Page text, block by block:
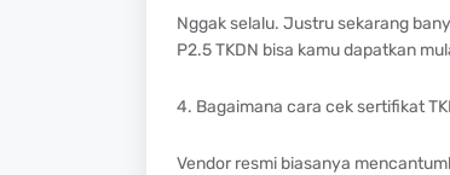
Nggak selalu. Justru sekarang
P2.5 TKDN bisa kamu dapatkan
4. Bagaimana cara cek sertifikat
Vendor resmi biasanya